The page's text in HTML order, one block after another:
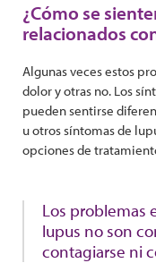
¿Cómo se
relacionados
Algunas veces estos
dolor y otras no. Los
pueden sentirse
u otros síntomas de
opciones de
Los problemas
lupus no son
contagiarse ni